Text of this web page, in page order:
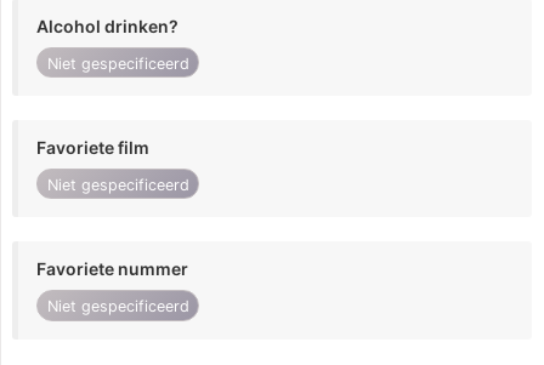
Alcohol drinken?
Niet gespecificeerd
Favoriete film
Niet gespecificeerd
Favoriete nummer
Niet gespecificeerd